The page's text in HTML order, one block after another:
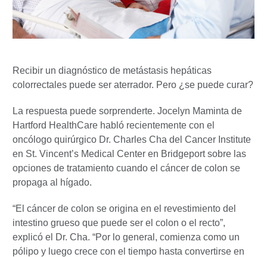
Recibir un diagnóstico de metástasis hepáticas
colorrectales puede ser aterrador. Pero ¿se puede curar?
La respuesta puede sorprenderte. Jocelyn Maminta de
Hartford HealthCare habló recientemente con el
oncólogo quirúrgico Dr. Charles Cha del Cancer Institute
en St. Vincent’s Medical Center en Bridgeport sobre las
opciones de tratamiento cuando el cáncer de colon se
propaga al hígado.
“El cáncer de colon se origina en el revestimiento del
intestino grueso que puede ser el colon o el recto”,
explicó el Dr. Cha. “Por lo general, comienza como un
pólipo y luego crece con el tiempo hasta convertirse en